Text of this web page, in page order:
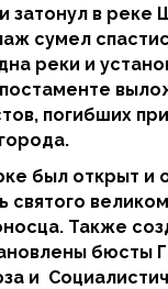
затонул в реке
сумел
реки и
погибших при
был открыт и
святого
Также
бюсты
и